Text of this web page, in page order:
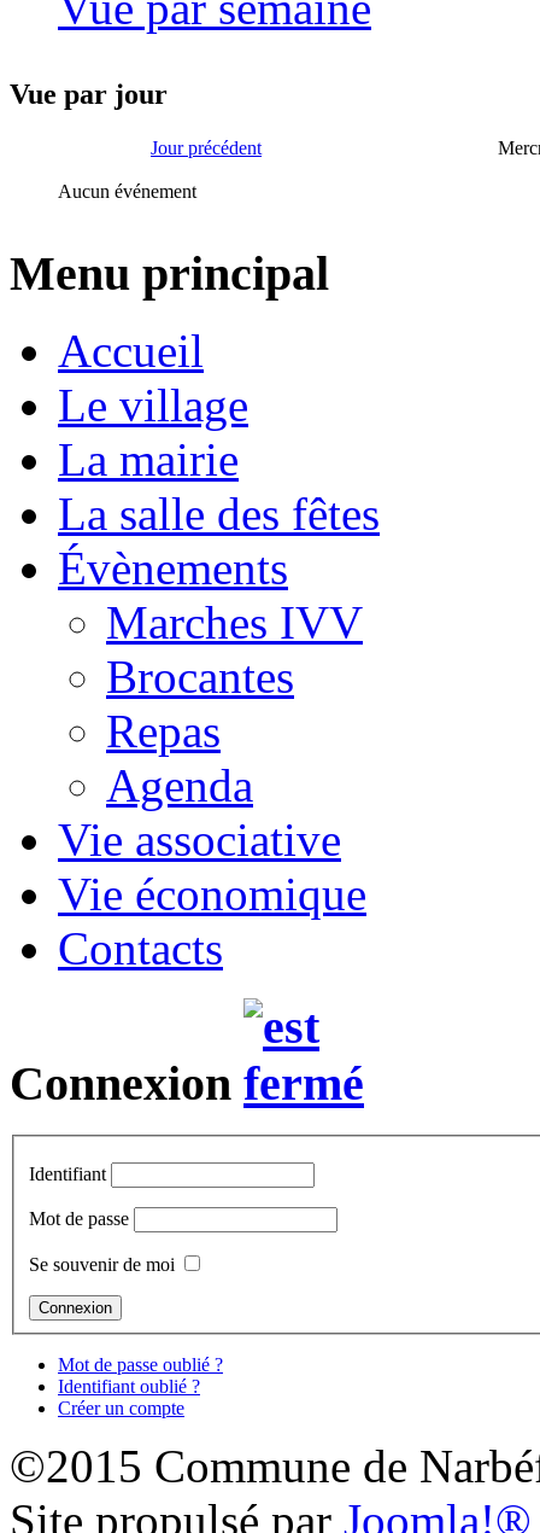
Vue par jour
Jour précédent
Aucun événement
Menu principal
Accueil
Le village
La mairie
La salle des fêtes
Évènements
Marches IVV
Brocantes
Repas
Agenda
Vie associative
Vie économique
Contacts
Connexion
Identifiant
Mot de passe
Se souvenir de moi
Mot de passe oublié ?
Identifiant oublié ?
Créer un compte
©2015 Commune de
Site propulsé par Joomla!®